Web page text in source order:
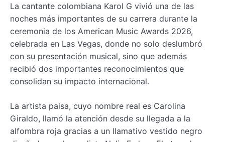
La cantante colombiana Karol G vivió una de las
noches más importantes de su carrera durante la
ceremonia de los American Music Awards 2026,
celebrada en Las Vegas, donde no solo deslumbró
con su presentación musical, sino que además
recibió dos importantes reconocimientos que
consolidan su impacto internacional.
La artista paisa, cuyo nombre real es Carolina
Giraldo, llamó la atención desde su llegada a la
alfombra roja gracias a un llamativo vestido negro